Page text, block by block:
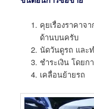
คุยเรื่องราคาจ
ด้านบนครับ
นัดวันดูรถ และ
ชำระเงิน โดย
เคลื่อนย้ายรถ